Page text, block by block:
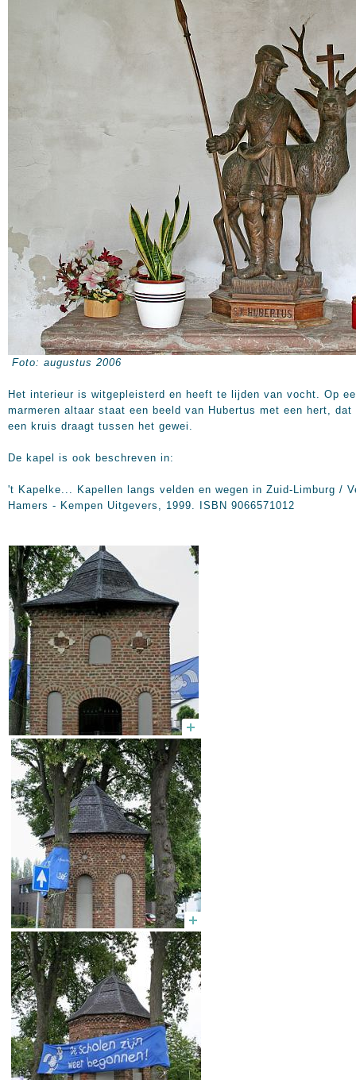
Foto: augustus 2006
Het interieur is witgepleisterd en heeft te lijden van vocht. Op
marmeren altaar staat een beeld van Hubertus met een hert, dat
een kruis draagt tussen het gewei.
De kapel is ook beschreven in:
't Kapelke... Kapellen langs velden en wegen in Zuid-Limburg /
Hamers - Kempen Uitgevers, 1999. ISBN 9066571012